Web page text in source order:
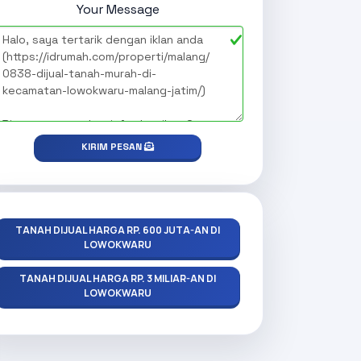
Your Message
KIRIM PESAN
TANAH DIJUAL HARGA RP. 600 JUTA-AN DI
LOWOKWARU
TANAH DIJUAL HARGA RP. 3 MILIAR-AN DI
LOWOKWARU